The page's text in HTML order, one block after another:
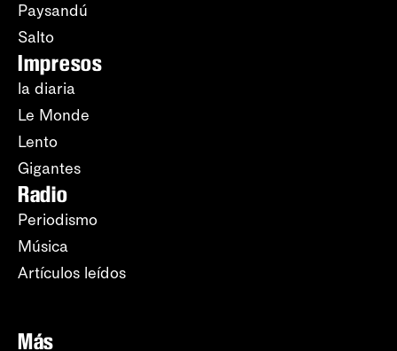
Paysandú
Salto
Impresos
la diaria
Le Monde
Lento
Gigantes
Radio
Periodismo
Música
Artículos leídos
Más